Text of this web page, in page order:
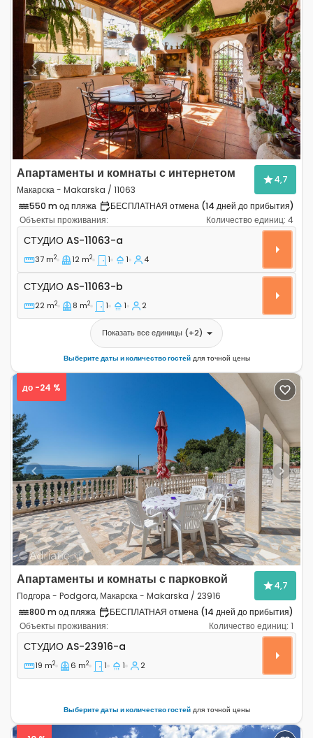
Previous Next
Апартаменты и комнаты с интернетом
Макарска - Makarska / 11063
4,7
550 m од пляжа
БЕСПЛАТНАЯ отмена (14 дней до прибытия)
Объекты проживания:
Количество единиц: 4
Студио-апартаменты Макарска - Makarska AS-11063-a
СТУДИО AS-11063-a
37 m2 12 m2 1 1 4
Студио AS-11063-b
СТУДИО AS-11063-b
22 m2 8 m2 1 1 2
Показать все единицы (+2)
Выберите даты и количество гостейдля точной цены
Previous Next
до -24 %
Апартаменты и комнаты с парковкой
Подгора - Podgora, Макарска - Makarska / 23916
4,7
800 m од пляжа
БЕСПЛАТНАЯ отмена (14 дней до прибытия)
Объекты проживания:
Количество единиц: 1
Студио-апартаменты Подгора - Podgora, Макарска -
СТУДИО AS-23916-a
19 m2 6 m2 1 1 2
Выберите даты и количество гостейдля точной цены